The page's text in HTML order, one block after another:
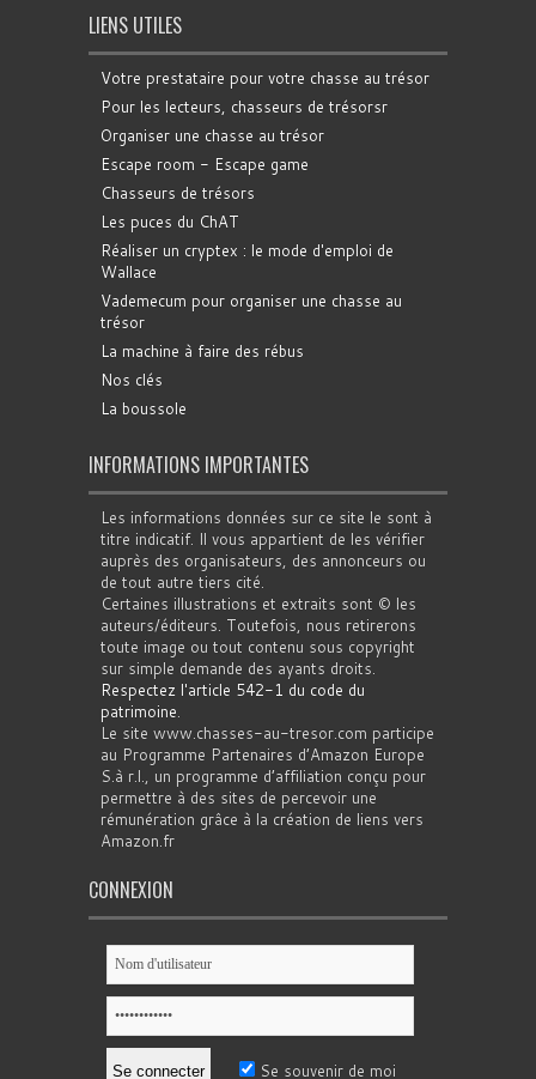
LIENS UTILES
Votre prestataire pour votre chasse au trésor
Pour les lecteurs, chasseurs de trésorsr
Organiser une chasse au trésor
Escape room - Escape game
Chasseurs de trésors
Les puces du ChAT
Réaliser un cryptex : le mode d'emploi de
Wallace
Vademecum pour organiser une chasse au
trésor
La machine à faire des rébus
Nos clés
La boussole
INFORMATIONS IMPORTANTES
Les informations données sur ce site le sont à
titre indicatif. Il vous appartient de les vérifier
auprès des organisateurs, des annonceurs ou
de tout autre tiers cité.
Certaines illustrations et extraits sont © les
auteurs/éditeurs. Toutefois, nous retirerons
toute image ou tout contenu sous copyright
sur simple demande des ayants droits.
Respectez l'article 542-1 du code du
patrimoine.
Le site www.chasses-au-tresor.com participe
au Programme Partenaires d’Amazon Europe
S.à r.l., un programme d’affiliation conçu pour
permettre à des sites de percevoir une
rémunération grâce à la création de liens vers
Amazon.fr
CONNEXION
Se souvenir de moi